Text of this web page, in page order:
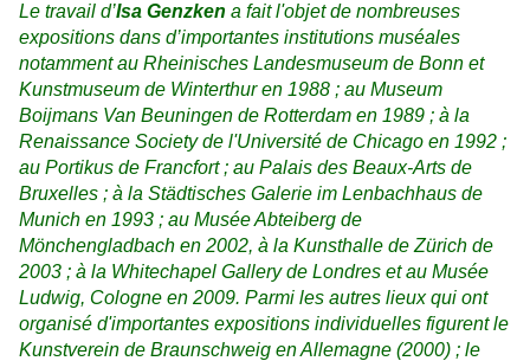
Le travail d’Isa Genzken a fait l'objet de nombreuses
expositions dans d’importantes institutions muséales
notamment au Rheinisches Landesmuseum de Bonn et
Kunstmuseum de Winterthur en 1988 ; au Museum
Boijmans Van Beuningen de Rotterdam en 1989 ; à la
Renaissance Society de l'Université de Chicago en 1992 ;
au Portikus de Francfort ; au Palais des Beaux-Arts de
Bruxelles ; à la Städtisches Galerie im Lenbachhaus de
Munich en 1993 ; au Musée Abteiberg de
Mönchengladbach en 2002, à la Kunsthalle de Zürich de
2003 ; à la Whitechapel Gallery de Londres et au Musée
Ludwig, Cologne en 2009. Parmi les autres lieux qui ont
organisé d'importantes expositions individuelles figurent le
Kunstverein de Braunschweig en Allemagne (2000) ; le